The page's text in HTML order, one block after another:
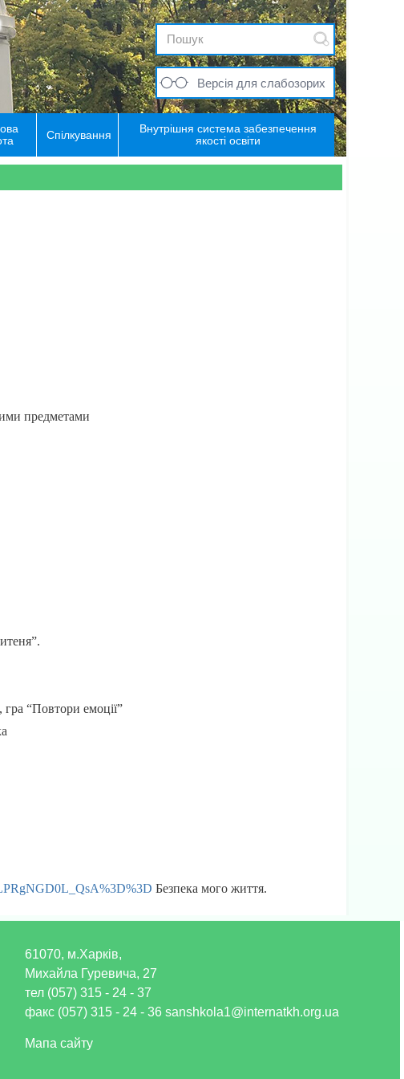
Версія для слабозорих
Спілкування
Внутрішня система забезпечення
якості освіти
предметами
гра “Повтори емоції”
Безпека мого життя.
61070, м.Харків,
Михайла Гуревича, 27
тел (057) 315 - 24 - 37
факс (057) 315 - 24 - 36 sanshkola1@internatkh.org.ua
Мапа сайту